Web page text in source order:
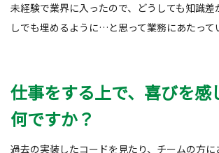
未経験で業界に入ったので、どうしても知識
しでも埋めるように…と思って業務にあたって
仕事をする上で、喜びを感
何ですか？
過去の実装したコードを見たり、チームの方